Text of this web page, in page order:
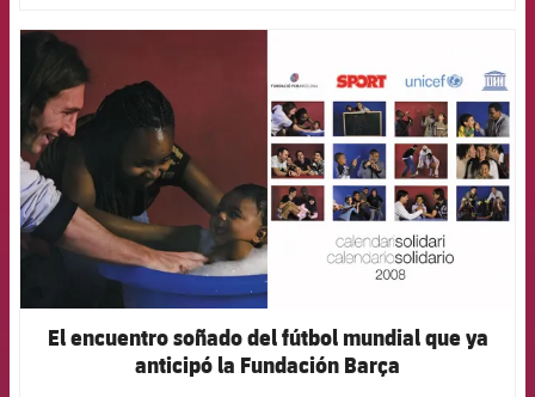
El encuentro soñado del fútbol mundial que ya
anticipó la Fundación Barça